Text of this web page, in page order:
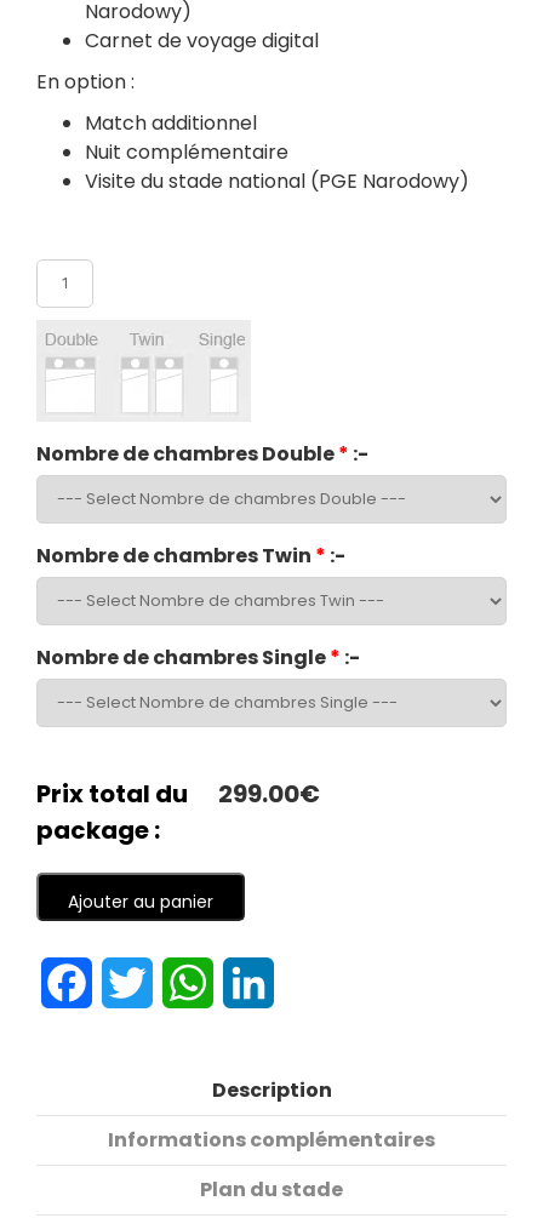
Narodowy)
Carnet de voyage digital
En option :
Match additionnel
Nuit complémentaire
Visite du stade national (PGE Narodowy)
Nombre de chambres Double* :-
Nombre de chambres Twin * :-
Nombre de chambres Single* :-
Prix total du
package :
299.00€
Ajouter au panier
FacebookTwitter WhatsApp
Description
Informations complémentaires
Plan du stade